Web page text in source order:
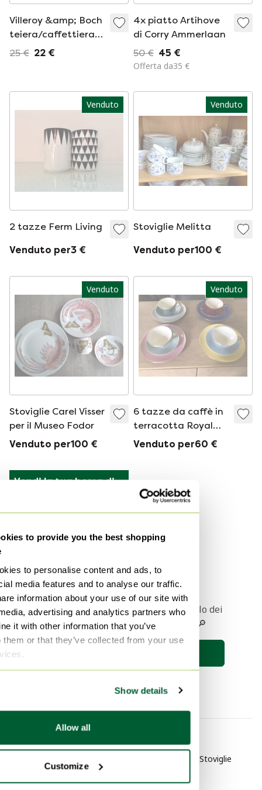
to provide you the best shopping
to personalise content and ads, to
media features and to analyse our traffic.
information about your use of our site with
advertising and analytics partners who
it with other information that you’ve
them or that they’ve collected from your use
Show details
Allow all
Customize
Villeroy &amp; Boch
teiera/caffettiera
Westertoren/Montelbaanstoren
25 € 22 €
4x piatto Artihove
di Corry Ammerlaan
50 € 45 €
Offerta da35 €
Venduto
2 tazze Ferm Living
Venduto per3 €
Venduto
Stoviglie Melitta
Venduto per100 €
Venduto
Stoviglie Carel Visser
per il Museo Fodor
Venduto per100 €
Venduto
6 tazze da caffè in
terracotta Royal
Gouda + 4 piatti da
Venduto per60 €
Vendi la tua borsa di
da Hermès a Sandro
1
Ricevere una notifica quando l'articolo dei
vostri sogni viene messo online 🔎
Merk onbekend Stoviglie